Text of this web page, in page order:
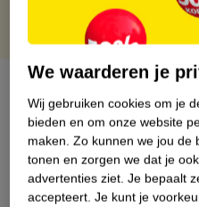
Over dit product
Productinformatie
Etiketinformatie
We waarderen je
Wij gebruiken cookies om je
bieden en om onze website
maken. Zo kunnen we jou de
tonen en zorgen we dat je
advertenties ziet. Je bepaalt
accepteert. Je kunt je